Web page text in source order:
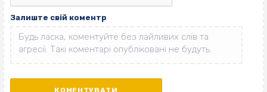
Залиште свій коментр